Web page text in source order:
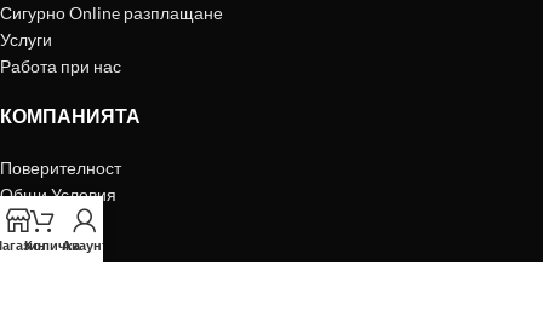
Сигурно Online разплащане
Услуги
Работа при нас
КОМПАНИЯТА
Поверителност
Общи Условия
"бисквитки"
Доставка
КоличкаАкаунт